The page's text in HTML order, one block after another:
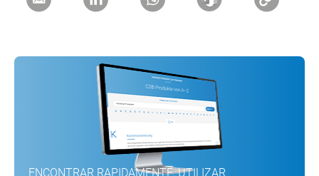
ENCONTRAR RAPIDAMENTE, UTILIZAR